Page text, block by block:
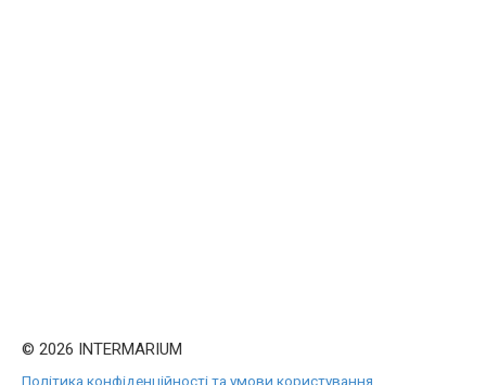
© 2026 INTERMARIUM
Політика конфіденційності та умови користування